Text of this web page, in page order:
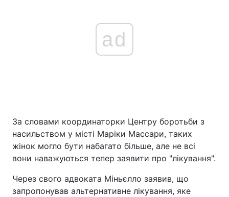
ad
За словами координаторки Центру боротьби з
насильством у місті Маріки Массари, таких
жінок могло бути набагато більше, але не всі
вони наважуються тепер заявити про "лікування".
Через свого адвоката Міньєлло заявив, що
запропонував альтернативне лікування, яке